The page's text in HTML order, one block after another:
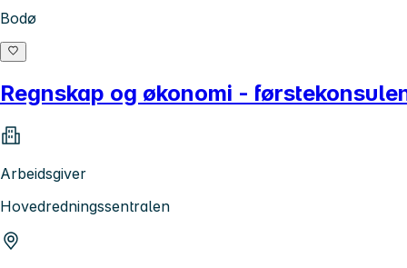
Bodø
Regnskap og økonomi -
Arbeidsgiver
Hovedredningssentralen